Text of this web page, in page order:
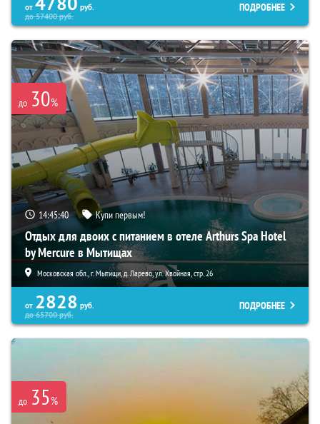
от
руб.
до57400руб.
ПОДРОБНЕЕ
до 30%
14:45:38 Купи первым!
Отдых для двоих с питанием в отеле Arthurs Spa Hotel
by Mercure в Мытищах
Московская обл., г. Мытищи, д. Ларево, ул. Хвойная, стр. 26
от 2828 руб.
до65700руб.
ПОДРОБНЕЕ
до 35%